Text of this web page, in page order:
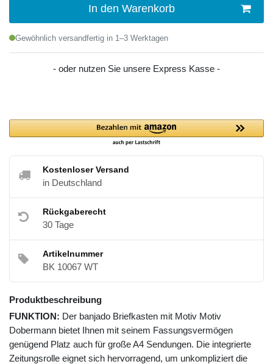
In den Warenkorb
Gewöhnlich versandfertig in 1–3 Werktagen
- oder nutzen Sie unsere Express Kasse -
Kostenloser Versand
in Deutschland
Rückgaberecht
30 Tage
Artikelnummer
BK 10067 WT
Produktbeschreibung
FUNKTION: Der banjado Briefkasten mit Motiv Motiv
Dobermann bietet Ihnen mit seinem Fassungsvermögen
genügend Platz auch für große A4 Sendungen. Die integrierte
Zeitungsrolle eignet sich hervorragend, um unkompliziert die